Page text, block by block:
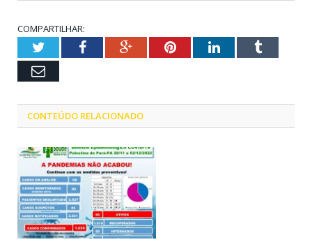
COMPARTILHAR:
TwitterFacebookGoogle+PinterestLinkedInTumblr
Email
CONTEÚDO RELACIONADO